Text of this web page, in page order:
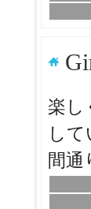
楽し
し
間